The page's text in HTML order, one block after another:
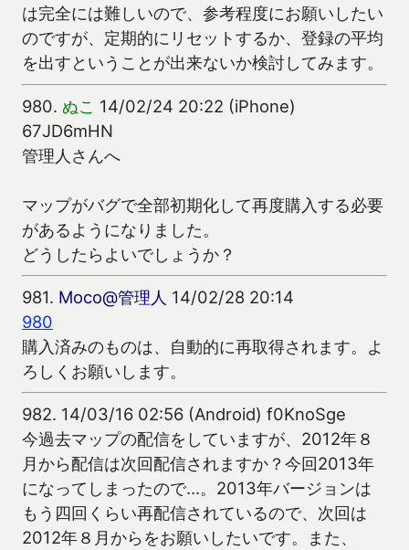
は完全には難しいので、参考程度にお願いしたい
のですが、定期的にリセットするか、登録の平均
を出すということが出来ないか検討してみます。
980. ぬこ 14/02/24 20:22 (iPhone)
67JD6mHN
管理人さんへ
マップがバグで全部初期化して再度購入する必要
があるようになりました。
どうしたらよいでしょうか？
981. Moco@管理人 14/02/28 20:14
980
購入済みのものは、自動的に再取得されます。よ
ろしくお願いします。
982. 14/03/16 02:56 (Android) f0KnoSge
今過去マップの配信をしていますが、2012年８
月から配信は次回配信されますか？今回2013年
になってしまったので…。2013年バージョンは
もう四回くらい再配信されているので、次回は
2012年８月からをお願いしたいです。また、